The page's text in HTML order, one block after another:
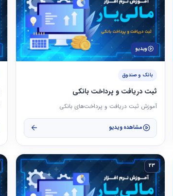
ویدیو
بانک و صندوق
ثبت دریافت و پرداخت بانکی
آموزش ثبت دریافت و پرداخت‌های بانکی
مشاهده ویدیو
23